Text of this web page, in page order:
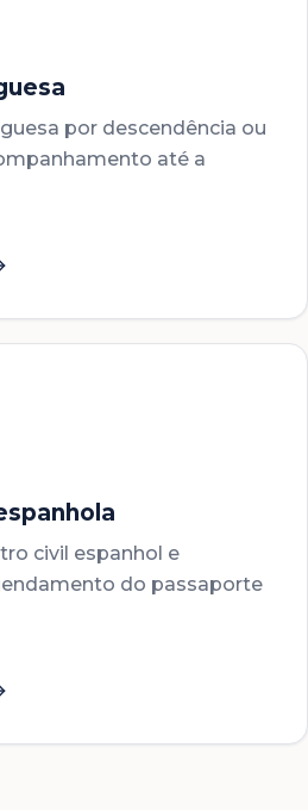
por descendência ou
até a
civil espanhol e
do passaporte